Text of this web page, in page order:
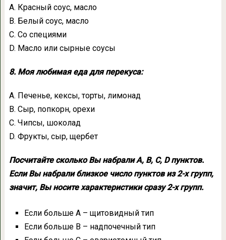
А. Красный соус, масло
В. Белый соус, масло
С. Со специями
D. Масло или сырные соусы
8. Моя любимая еда для перекуса:
А. Печенье, кексы, торты, лимонад
В. Сыр, попкорн, орехи
С. Чипсы, шоколад
D. Фрукты, сыр, щербет
Посчитайте сколько Вы набрали А, В, С, D пунктов.
Если Вы набрали близкое число пунктов из 2-х групп,
значит, Вы носите характеристики сразу 2-х групп.
Если больше А – щитовидный тип
Если больше В – надпочечный тип